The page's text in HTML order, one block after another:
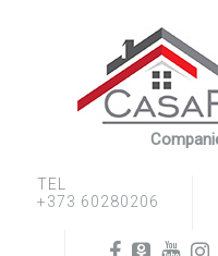
TEL
+373 60280206